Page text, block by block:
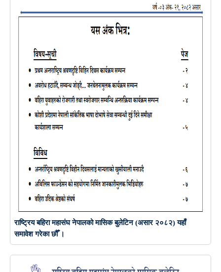
राष्ट्रिय बहिरा महासंघ नेपालको मासिक बुलेटिन (असार २०८२) यहाँ
समावेश गरेका छौँ ।